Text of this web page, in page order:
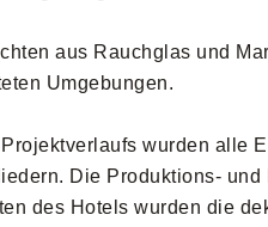
aus Rauchglas und
Umgebungen.
wurden alle
Die Produktions-
des Hotels wurden die